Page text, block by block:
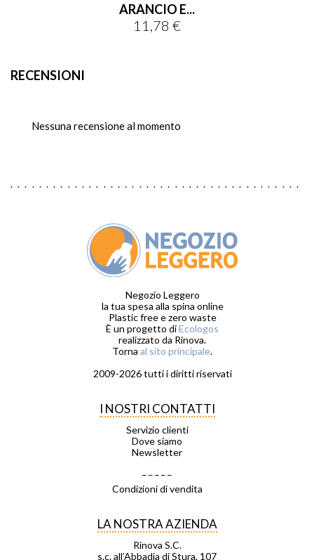
ARANCIO E...
Prezzo
11,78 €
RECENSIONI
Nessuna recensione al momento
Negozio Leggero
la tua spesa alla spina online
Plastic free e zero waste
È un progetto diEcologos
realizzato da Rinova.
Torna al sito principale.
2009-2026 tutti i diritti riservati
I NOSTRI CONTATTI
Servizio clienti
Dove siamo
Newsletter
Condizioni di vendita
LA NOSTRA AZIENDA
Rinova S.C.
s.c. all’Abbadia di Stura, 107